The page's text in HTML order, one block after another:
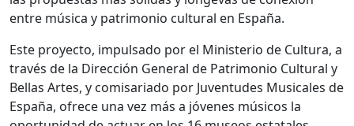
entre música y patrimonio cultural en España.
Este proyecto, impulsado por el Ministerio de Cultura, a
través de la Dirección General de Patrimonio Cultural y
Bellas Artes, y comisariado por Juventudes Musicales de
España, ofrece una vez más a jóvenes músicos la